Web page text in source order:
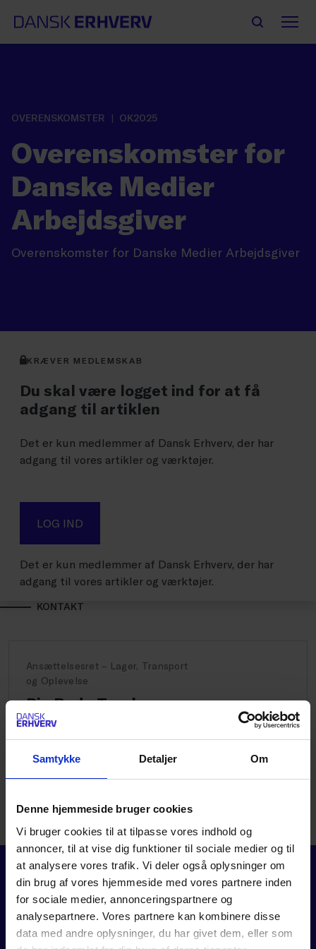
Samtykke Detaljer Om
Denne hjemmeside bruger cookies
Vi bruger cookies til at tilpasse vores indhold og
annoncer, til at vise dig funktioner til sociale medier og til
at analysere vores trafik. Vi deler også oplysninger om
din brug af vores hjemmeside med vores partnere inden
for sociale medier, annonceringspartnere og
analysepartnere. Vores partnere kan kombinere disse
data med andre oplysninger, du har givet dem, eller som
OVERENSKOMSTER OK2025
Overenskomster for
Danske Medier
Arbejdsgiver
Overenskomster for Danske Medier Arbejdsgiver
KRÆVER MEDLEMSKAB
Du skal være logget ind for at få
adgang til artiklen
Det er kun medlemmer af Dansk Erhverv, der har
adgang til vores artikler og værktøjer.
LOG IND
Det er kun medlemmer af Dansk Erhverv, der har
adgang til vores artikler og værktøjer.
KONTAKT
Ansættelsesret – Lager, Transport
og Oplevelse
Pia Rude Truelsen
Personalejuridisk chef, advokat
(L)